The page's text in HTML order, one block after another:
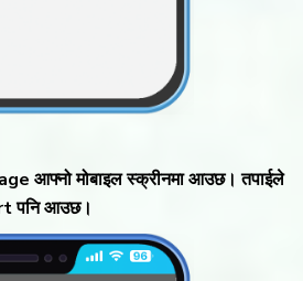
आफ्नो मोबाइल स्क्रीनमा आउछ। तपाईले
पनि आउछ।